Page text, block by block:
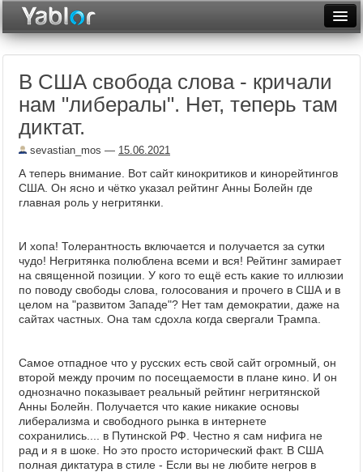
Неделя
Месяц
Рейтинги
Архив
Фототоп
Видеотоп
В США свобода слова - кричали
нам "либералы". Нет, теперь там
диктат.
sevastian_mos — 15.06.2021
А теперь внимание. Вот сайт кинокритиков и кинорейтингов
США. Он ясно и чётко указал рейтинг Анны Болейн где
главная роль у негритянки.
И хопа! Толерантность включается и получается за сутки
чудо! Негритянка полюблена всеми и вся! Рейтинг замирает
на священной позиции. У кого то ещё есть какие то иллюзии
по поводу свободы слова, голосования и прочего в США и в
целом на "развитом Западе"? Нет там демократии, даже на
сайтах частных. Она там сдохла когда свергали Трампа.
Самое отпадное что у русских есть свой сайт огромный, он
второй между прочим по посещаемости в плане кино. И он
однозначно показывает реальный рейтинг негритянской
Анны Болейн. Получается что какие никакие основы
либерализма и свободного рынка в интернете
сохранились.... в Путинской РФ. Честно я сам нифига не
рад и я в шоке. Но это просто исторический факт. В США
полная диктатура в стиле - Если вы не любите негров в